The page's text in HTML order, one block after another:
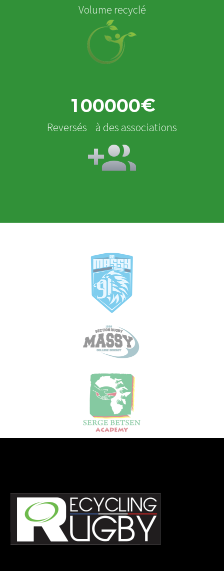
Volume recyclé
100000€
Reversés à des associations